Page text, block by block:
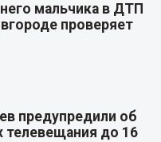
мальчика в ДТП
проверяет
предупредили об
телевещания до 16